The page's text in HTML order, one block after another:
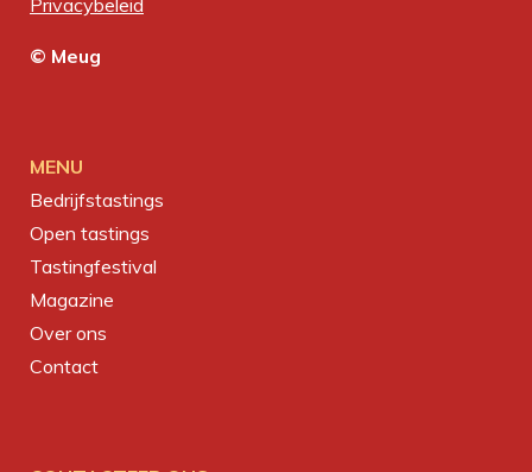
Privacybeleid
© Meug
MENU
Bedrijfstastings
Open tastings
Tastingfestival
Magazine
Over ons
Contact